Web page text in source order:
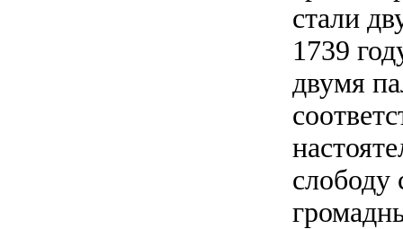
стали
1739
двумя
слободу